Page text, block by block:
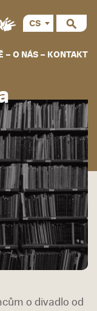
O NÁS KONTAKT
CS
o divadlo od